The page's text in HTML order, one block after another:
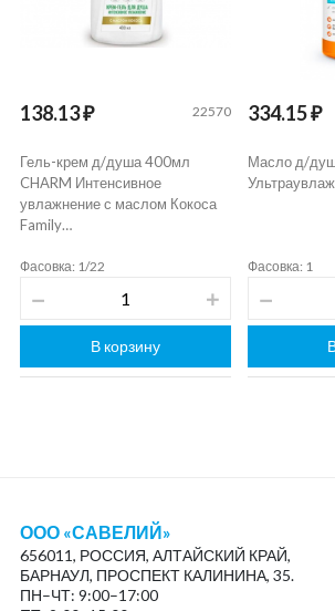
138.13 ₽ 22570
Гель-крем д/душа 400мл
CHARM Интенсивное
увлажнение с маслом Кокоса
Family…
Фасовка: 1/22
В корзину
334.15 ₽
Масло д/
Фасовка: 1
ООО «САВЕЛИЙ»
656011, РОССИЯ, АЛТАЙСКИЙ КРАЙ,
БАРНАУЛ, ПРОСПЕКТ КАЛИНИНА, 35.
ПН–ЧТ: 9:00–17:00